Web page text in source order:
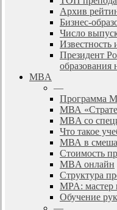
Архив
Бизнес-
Число
Известность
Президент
образования
MBA
—
Программа
МВА
MBA со
Что такое
МВА в
Стоимость
MBA онлайн
Cтруктура
MPA: мастер
Обучение
—